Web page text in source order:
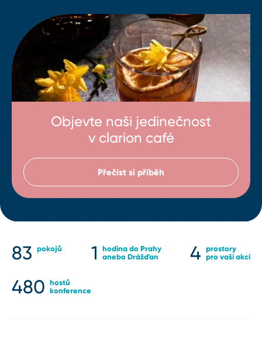
Objevte naši jedinečnost
v clarion café
Přečíst si příběh
83 pokojů 1 hodinado Prahy
anebo Drážďan
4 prostory
pro vaši akci
480 hostů
konference